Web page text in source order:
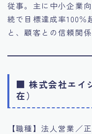
従事。主に中小企業
続で目標達成率100％
と、顧客との信頼関
■ 株式会社エイ
在）
【職種】法人営業／